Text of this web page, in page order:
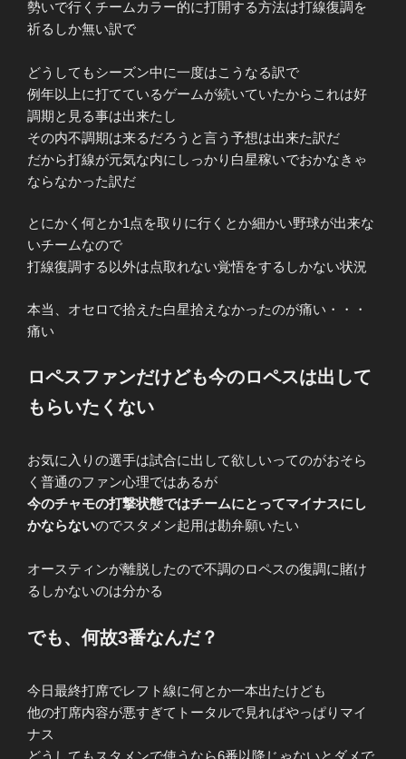
勢いで行くチームカラー的に打開する方法は打線復調を
祈るしか無い訳で
どうしてもシーズン中に一度はこうなる訳で
例年以上に打てているゲームが続いていたからこれは好
調期と見る事は出来たし
その内不調期は来るだろうと言う予想は出来た訳だ
だから打線が元気な内にしっかり白星稼いでおかなきゃ
ならなかった訳だ
とにかく何とか1点を取りに行くとか細かい野球が出来な
いチームなので
打線復調する以外は点取れない覚悟をするしかない状況
本当、オセロで拾えた白星拾えなかったのが痛い・・・
痛い
ロペスファンだけども今のロペスは出して
もらいたくない
お気に入りの選手は試合に出して欲しいってのがおそら
く普通のファン心理ではあるが
今のチャモの打撃状態ではチームにとってマイナスにし
かならないのでスタメン起用は勘弁願いたい
オースティンが離脱したので不調のロペスの復調に賭け
るしかないのは分かる
でも、何故3番なんだ？
今日最終打席でレフト線に何とか一本出たけども
他の打席内容が悪すぎてトータルで見ればやっぱりマイ
ナス
どうしてもスタメンで使うなら6番以降じゃないとダメで